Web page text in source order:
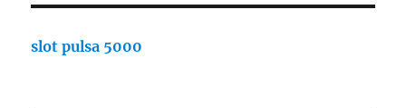
slot pulsa 5000